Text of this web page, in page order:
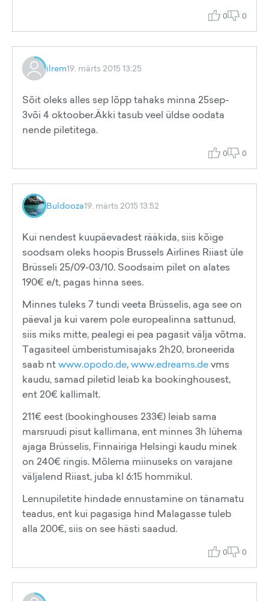
0 0
ilrem19. märts 2015 13:25
Sõit oleks alles sep lõpp tahaks minna 25sep-
3või 4 oktoober.Äkki tasub veel üldse oodata
nende piletitega.
0 0
Buldooza19. märts 2015 13:52
Kui nendest kuupäevadest rääkida, siis kõige
soodsam oleks hoopis Brussels Airlines Riiast üle
Brüsseli 25/09-03/10. Soodsaim pilet on alates
190€ e/t, pagas hinna sees.
Minnes tuleks 7 tundi veeta Brüsselis, aga see on
päeval ja kui varem pole europealinna sattunud,
siis miks mitte, pealegi ei pea pagasit välja võtma.
Tagasiteel ümberistumisajaks 2h20, broneerida
saab ntwww.opodo.de,www.edreams.devms
kaudu, samad piletid leiab ka bookinghousest,
ent 20€ kallimalt.
211€ eest (bookinghouses 233€) leiab sama
marsruudi pisut kallimana, ent minnes 3h lühema
ajaga Brüsselis, Finnairiga Helsingi kaudu minek
on 240€ ringis. Mõlema miinuseks on varajane
väljalend Riiast, juba kl 6:15 hommikul.
Lennupiletite hindade ennustamine on tänamatu
teadus, ent kui pagasiga hind Malagasse tuleb
alla 200€, siis on see hästi saadud.
0 0